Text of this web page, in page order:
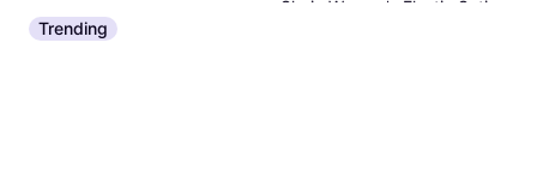
Shein Women's Elastic Satin
Trending